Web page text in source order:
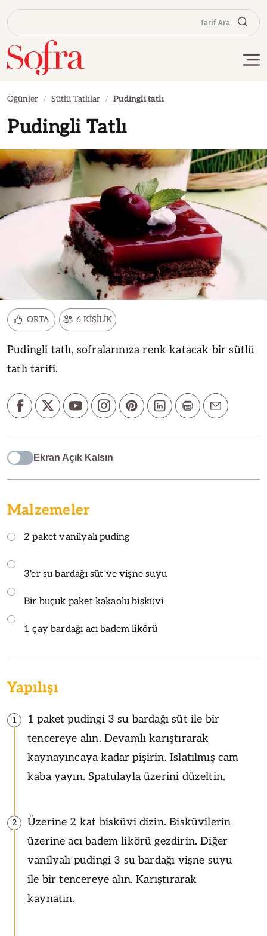
Tarif Ara
Öğünler Sütlü Tatlılar Pudingli tatlı
Pudingli Tatlı
ORTA 6 KİŞİLİK
Pudingli tatlı, sofralarınıza renk katacak bir sütlü
tatlı tarifi.
Ekran Açık Kalsın
Malzemeler
2 paket vanilyalı puding
3'er su bardağı süt ve vişne suyu
Bir buçuk paket kakaolu bisküvi
1 çay bardağı acı badem likörü
Yapılışı
1
1 paket pudingi 3 su bardağı süt ile bir
tencereye alın. Devamlı karıştırarak
kaynayıncaya kadar pişirin. Islatılmış cam
kaba yayın. Spatulayla üzerini düzeltin.
2
Üzerine 2 kat bisküvi dizin. Bisküvilerin
üzerine acı badem likörü gezdirin. Diğer
vanilyalı pudingi 3 su bardağı vişne suyu
ile bir tencereye alın. Karıştırarak
kaynatın.